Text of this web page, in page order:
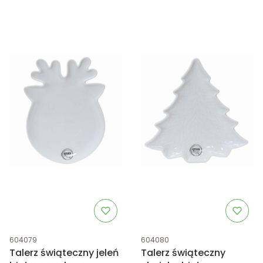
Kod produktu
604079
Talerz świąteczny jeleń
Kod produktu
604080
Talerz świąteczny